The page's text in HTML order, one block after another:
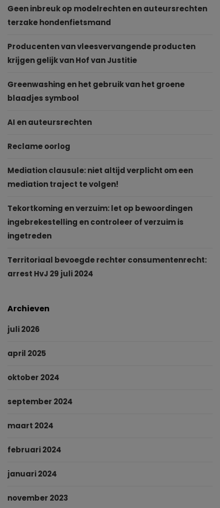
Geen inbreuk op modelrechten en auteursrechten
terzake hondenfietsmand
Producenten van vleesvervangende producten
krijgen gelijk van Hof van Justitie
Greenwashing en het gebruik van het groene
blaadjes symbool
AI en auteursrechten
Reclame oorlog
Mediation clausule: niet altijd verplicht om een
mediation traject te volgen!
Tekortkoming en verzuim: let op bewoordingen
ingebrekestelling en controleer of verzuim is
ingetreden
Territoriaal bevoegde rechter consumentenrecht:
arrest HvJ 29 juli 2024
Archieven
juli 2026
april 2025
oktober 2024
september 2024
maart 2024
februari 2024
januari 2024
november 2023